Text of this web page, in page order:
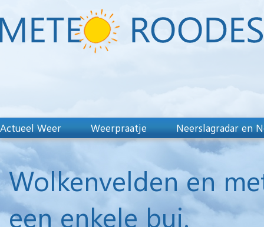
Actueel Weer Weerpraatje Neerslagradar en
Wolkenvelden en
een enkele bui.